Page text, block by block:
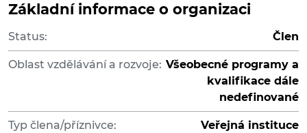
Základní informace o organizaci
Status: Člen
Oblast vzdělávání a rozvoje: Všeobecné programy a
kvalifikace dále
nedefinované
Typ člena/příznivce: Veřejná instituce